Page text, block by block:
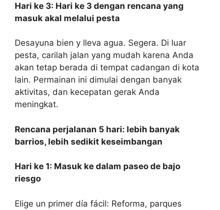
Hari ke 3: Hari ke 3 dengan rencana yang
masuk akal melalui pesta
Desayuna bien y lleva agua. Segera. Di luar
pesta, carilah jalan yang mudah karena Anda
akan tetap berada di tempat cadangan di kota
lain. Permainan ini dimulai dengan banyak
aktivitas, dan kecepatan gerak Anda
meningkat.
Rencana perjalanan 5 hari: lebih banyak
barrios, lebih sedikit keseimbangan
Hari ke 1: Masuk ke dalam paseo de bajo
riesgo
Elige un primer día fácil: Reforma, parques